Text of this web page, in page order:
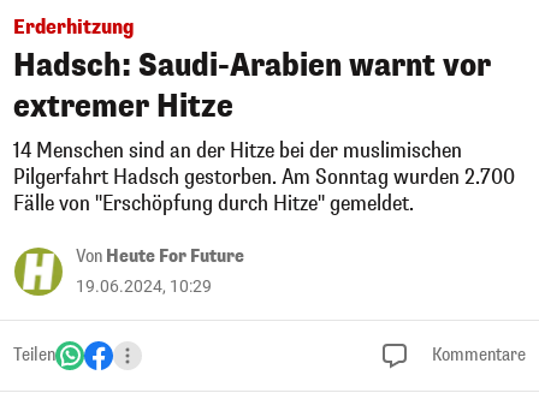
Erderhitzung
Hadsch: Saudi-Arabien warnt vor
extremer Hitze
14 Menschen sind an der Hitze bei der muslimischen
Pilgerfahrt Hadsch gestorben. Am Sonntag wurden 2.700
Fälle von "Erschöpfung durch Hitze" gemeldet.
Von Heute For Future
19.06.2024, 10:29
Teilen Kommentare